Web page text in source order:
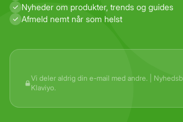
Nyheder om produkter, trends og guides
Afmeld nemt når som helst
Vi deler aldrig din e-mail med andre. |
Klaviyo.